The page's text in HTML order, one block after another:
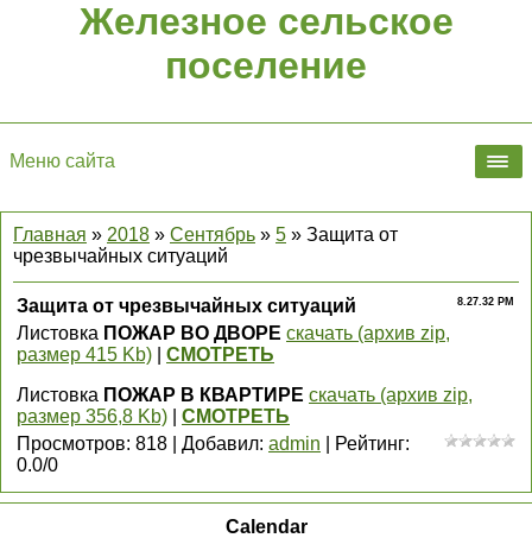
Железное сельское
поселение
Меню сайта
Главная » 2018 » Сентябрь » 5 » Защита от
чрезвычайных ситуаций
8.27.32 PM
Защита от чрезвычайных ситуаций
Листовка ПОЖАР ВО ДВОРЕ скачать (архив zip,
размер 415 Kb)
СМОТРЕТЬ
Листовка ПОЖАР В КВАРТИРЕ скачать (архив zip,
размер 356,8 Kb)
СМОТРЕТЬ
Просмотров: 818 Добавил: admin Рейтинг:
0.0/0
Calendar